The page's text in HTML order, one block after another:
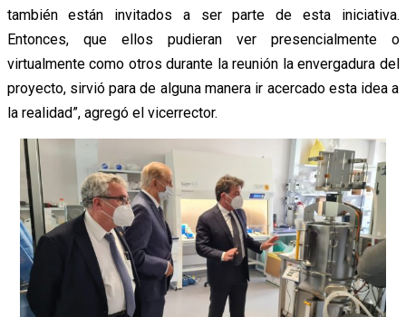
también están invitados a ser parte de esta iniciativa.
Entonces, que ellos pudieran ver presencialmente o
virtualmente como otros durante la reunión la envergadura del
proyecto, sirvió para de alguna manera ir acercado esta idea a
la realidad”, agregó el vicerrector.